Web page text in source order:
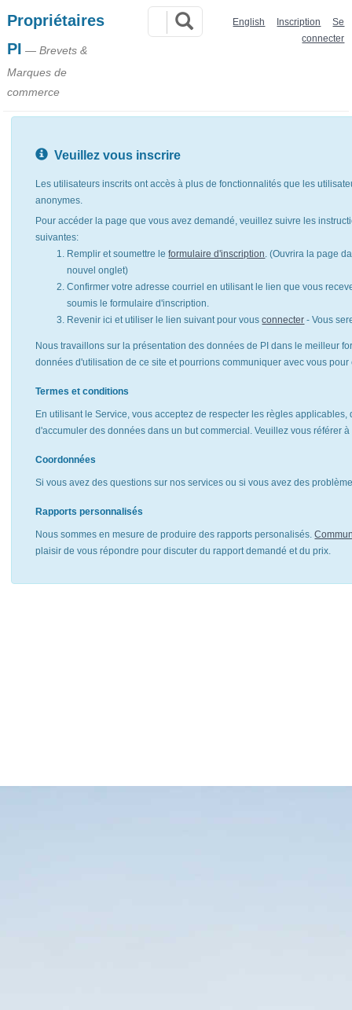
Propriétaires
PI — Brevets &
Marques de
commerce
English Inscription
Se
connecter
Veuillez vous inscrire
Les utilisateurs inscrits ont accès à plus de fonctionnalités que les
anonymes.
Pour accéder la page que vous avez demandé, veuillez suivre les
suivantes:
Remplir et soumettre leformulaire d'inscription. (Ouvrira la page
nouvel onglet)
Confirmer votre adresse courriel en utilisant le lien que vous
soumis le formulaire d'inscription.
Revenir ici et utiliser le lien suivant pour vousconnecter - Vous
Nous travaillons sur la présentation des données de PI dans le meilleur
données d'utilisation de ce site et pourrions communiquer avec vous
Termes et conditions
En utilisant le Service, vous acceptez de respecter les règles
d'accumuler des données dans un but commercial. Veuillez vous référer
Coordonnées
Si vous avez des questions sur nos services ou si vous avez des
Rapports personnalisés
Nous sommes en mesure de produire des rapports personalisés.
plaisir de vous répondre pour discuter du rapport demandé et du prix.